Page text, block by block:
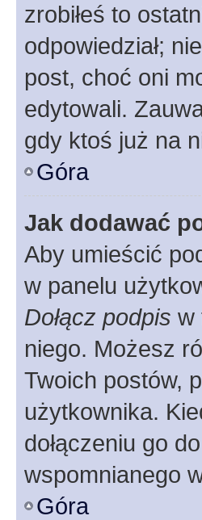
zrobiłeś to
odpowiedział;
post, choć oni
edytowali.
gdy ktoś już na
Góra
Jak dodawać
Aby umieścić
w panelu
Dołącz podpis w
niego. Możesz
Twoich postów,
użytkownika.
dołączeniu go
wspomnianego
Góra